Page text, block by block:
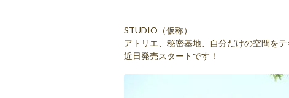
STUDIO（仮称）
アトリエ、秘密基地、自分だけの空間をテ
近日発売スタートです！